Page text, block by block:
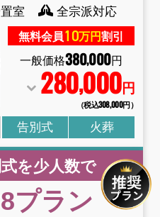
室 全宗派対応
無料会員10万円割引
一般価格380,000円
280,000円
（税込308,000円）
告別式 火葬
を少人数で
プラン